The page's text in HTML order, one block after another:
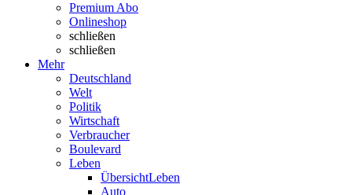
Premium Abo
Onlineshop
schließen
schließen
Mehr
Deutschland
Welt
Politik
Wirtschaft
Verbraucher
Boulevard
Leben
ÜbersichtLeben
Auto